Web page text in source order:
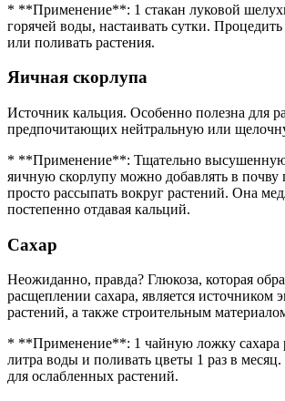
* **Применение**: 1 стакан луковой
горячей воды, настаивать сутки.
или поливать растения.
Яичная скорлупа
Источник кальция. Особенно полезна для
предпочитающих нейтральную или
* **Применение**: Тщательно
яичную скорлупу можно добавлять в почву
просто рассыпать вокруг растений. Она
постепенно отдавая кальций.
Сахар
Неожиданно, правда? Глюкоза, которая
расщеплении сахара, является источником
растений, а также строительным
* **Применение**: 1 чайную ложку сахара
литра воды и поливать цветы 1 раз в
для ослабленных растений.